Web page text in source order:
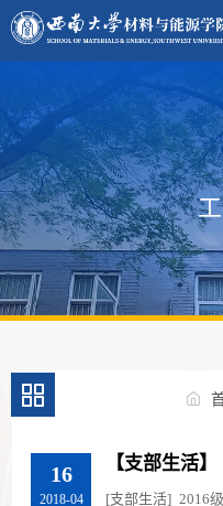
16
2018-04
【支部生活
织生活会
[支部生活] 2016